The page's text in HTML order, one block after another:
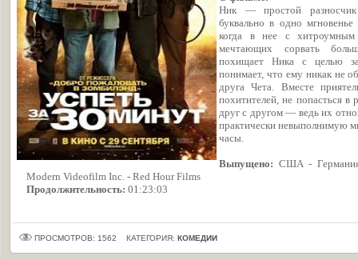
Ник — простой
буквально в одно мгновенье
когда в нее с
мечтающих сорвать
похищает Ника с целью
понимает, что ему никак не
друга Чета. Вместе
похитителей, не попасться в
друг с другом — ведь их
практически невыполнимую
часы.
Выпущено: США -
Modern Videofilm Inc. - Red Hour Films
Продолжительность: 01:23:03
ПРОСМОТРОВ: 1562 КАТЕГОРИЯ: КОМЕДИИ